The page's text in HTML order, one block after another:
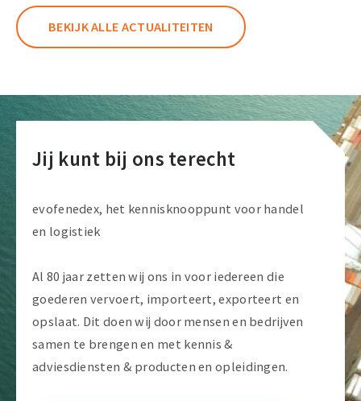
BEKIJK ALLE ACTUALITEITEN
Jij kunt bij ons terecht
evofenedex, het kennisknooppunt voor handel
en logistiek
Al 80 jaar zetten wij ons in voor iedereen die
goederen vervoert, importeert, exporteert en
opslaat. Dit doen wij door mensen en bedrijven
samen te brengen en met kennis &
adviesdiensten & producten en opleidingen.